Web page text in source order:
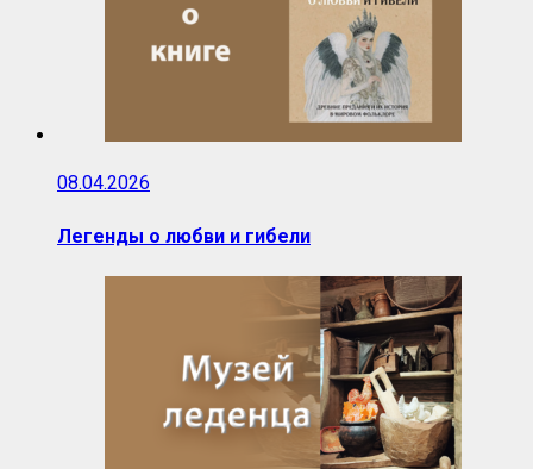
08.04.2026
Легенды о любви и гибели